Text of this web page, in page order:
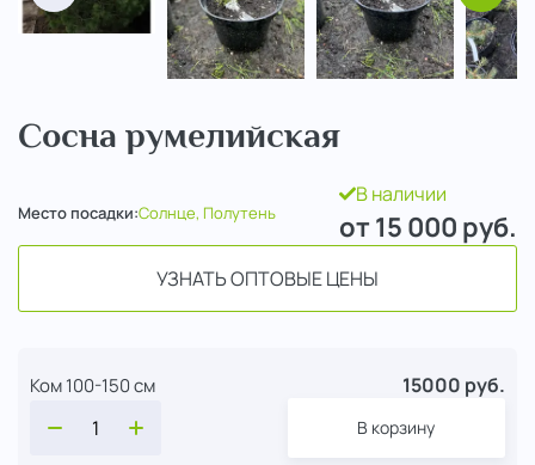
Сосна румелийская
Место посадки:Солнце, Полутень
В наличии
от 15 000 руб.
УЗНАТЬ ОПТОВЫЕ ЦЕНЫ
Ком 100-150 см 15000 руб.
В корзину